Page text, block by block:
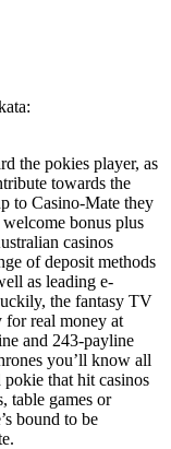
the pokies player, as
towards the
to Casino-Mate they
bonus plus
casinos
of deposit methods
as leading e-
the fantasy TV
for real money at
and 243-payline
you’ll know all
that hit casinos
table games or
bound to be